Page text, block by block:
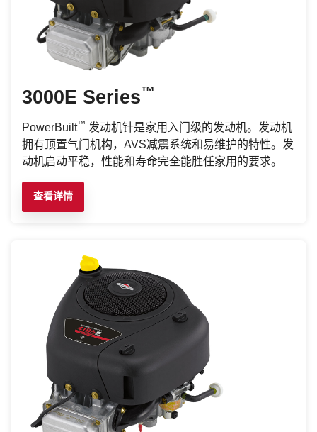
3000E Series™
PowerBuilt™ 发动机针是家用入门级的发动机。发动机
拥有顶置气门机构，AVS减震系统和易维护的特性。发
动机启动平稳，性能和寿命完全能胜任家用的要求。
查看详情